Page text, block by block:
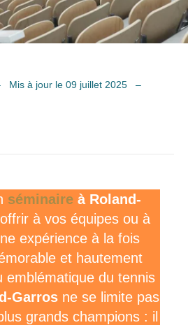
Mis à jour le 09 juillet 2025
–
séminaireà Roland-
offrir à vos équipes ou à
expérience à la fois
et hautement
emblématique du tennis
Garros ne se limite pas
grands champions : il